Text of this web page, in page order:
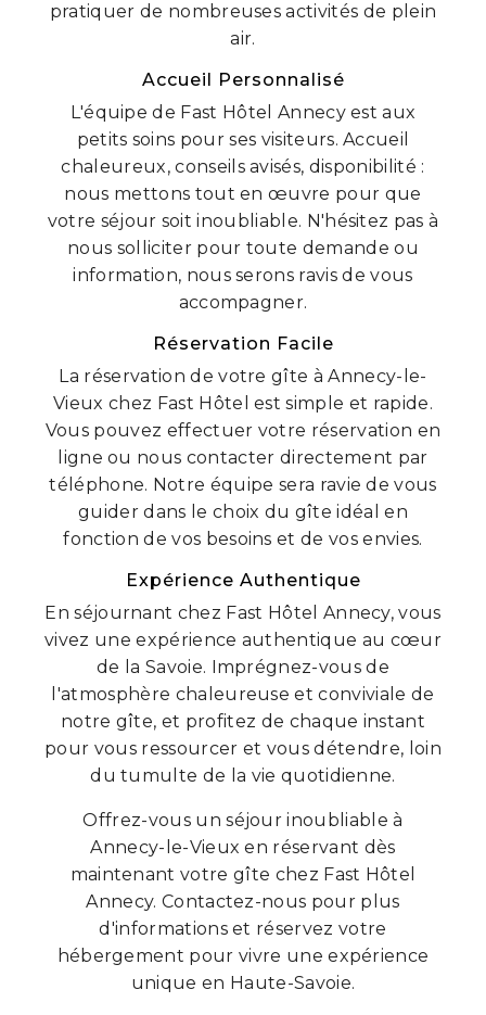
pratiquer de nombreuses activités de plein
air.
Accueil Personnalisé
L'équipe de Fast Hôtel Annecy est aux
petits soins pour ses visiteurs. Accueil
chaleureux, conseils avisés, disponibilité :
nous mettons tout en œuvre pour que
votre séjour soit inoubliable. N'hésitez pas à
nous solliciter pour toute demande ou
information, nous serons ravis de vous
accompagner.
Réservation Facile
La réservation de votre gîte à Annecy-le-
Vieux chez Fast Hôtel est simple et rapide.
Vous pouvez effectuer votre réservation en
ligne ou nous contacter directement par
téléphone. Notre équipe sera ravie de vous
guider dans le choix du gîte idéal en
fonction de vos besoins et de vos envies.
Expérience Authentique
En séjournant chez Fast Hôtel Annecy, vous
vivez une expérience authentique au cœur
de la Savoie. Imprégnez-vous de
l'atmosphère chaleureuse et conviviale de
notre gîte, et profitez de chaque instant
pour vous ressourcer et vous détendre, loin
du tumulte de la vie quotidienne.
Offrez-vous un séjour inoubliable à
Annecy-le-Vieux en réservant dès
maintenant votre gîte chez Fast Hôtel
Annecy. Contactez-nous pour plus
d'informations et réservez votre
hébergement pour vivre une expérience
unique en Haute-Savoie.